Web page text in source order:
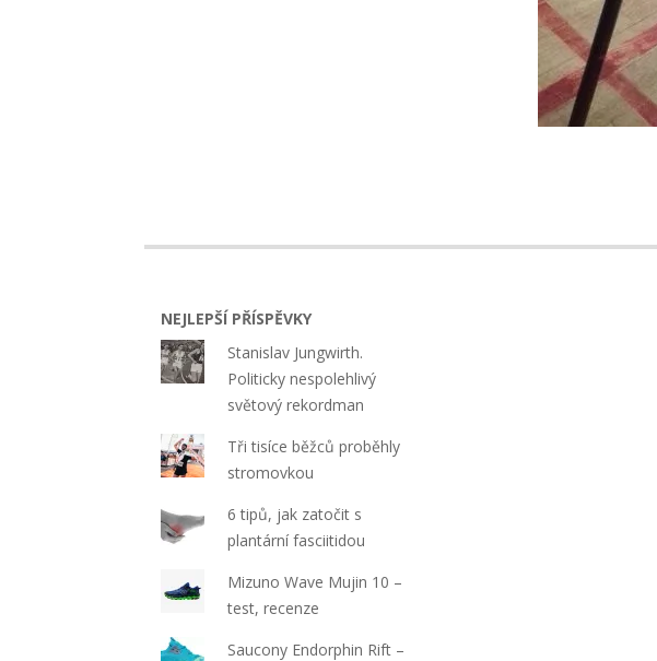
NEJLEPŠÍ PŘÍSPĚVKY
Stanislav Jungwirth.
Politicky nespolehlivý
světový rekordman
Tři tisíce běžců proběhly
stromovkou
6 tipů, jak zatočit s
plantární fasciitidou
Mizuno Wave Mujin 10 –
test, recenze
Saucony Endorphin Rift –